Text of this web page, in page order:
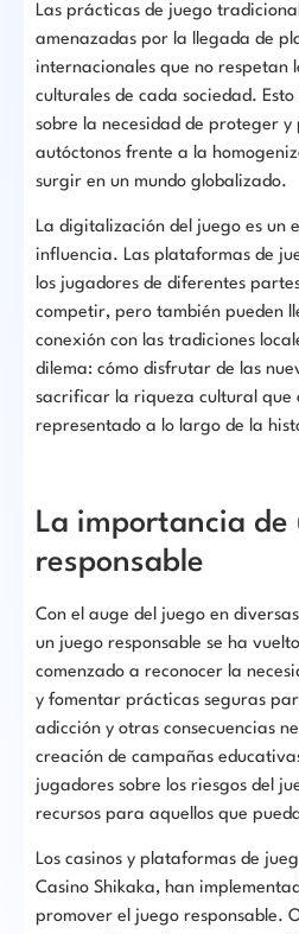
Las prácticas de juego
amenazadas por la llegada de
internacionales que no respetan
culturales de cada sociedad.
sobre la necesidad de proteger y
autóctonos frente a la
surgir en un mundo globalizado.
La digitalización del juego es un
influencia. Las plataformas de
los jugadores de diferentes
competir, pero también pueden
conexión con las tradiciones
dilema: cómo disfrutar de las
sacrificar la riqueza cultural que
representado a lo largo de la
La importancia de
responsable
Con el auge del juego en
un juego responsable se ha
comenzado a reconocer la
y fomentar prácticas seguras
adicción y otras consecuencias
creación de campañas
jugadores sobre los riesgos del
recursos para aquellos que
Los casinos y plataformas de
Casino Shikaka, han
promover el juego responsable.